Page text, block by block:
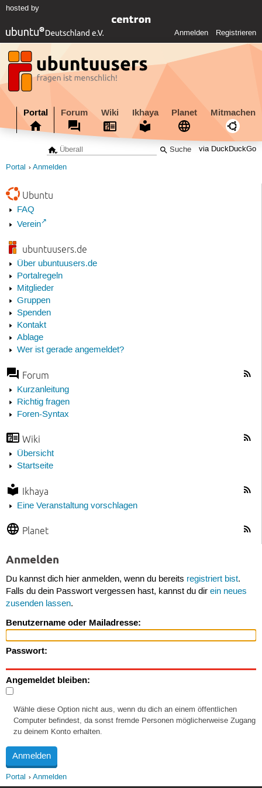
hosted by
Anmelden Registrieren
Portal Forum Wiki Ikhaya Planet Mitmachen
via DuckDuckGo
Portal Anmelden
Ubuntu
FAQ
Verein
ubuntuusers.de
Über ubuntuusers.de
Portalregeln
Mitglieder
Gruppen
Spenden
Kontakt
Ablage
Wer ist gerade angemeldet?
Forum
Kurzanleitung
Richtig fragen
Foren-Syntax
Wiki
Übersicht
Startseite
Ikhaya
Eine Veranstaltung vorschlagen
Planet
Anmelden
Du kannst dich hier anmelden, wenn du bereits registriert bist.
Falls du dein Passwort vergessen hast, kannst du dir ein neues
zusenden lassen.
Benutzername oder Mailadresse:
Passwort:
Angemeldet bleiben:
Wähle diese Option nicht aus, wenn du dich an einem öffentlichen
Computer befindest, da sonst fremde Personen möglicherweise Zugang
zu deinem Konto erhalten.
Portal Anmelden